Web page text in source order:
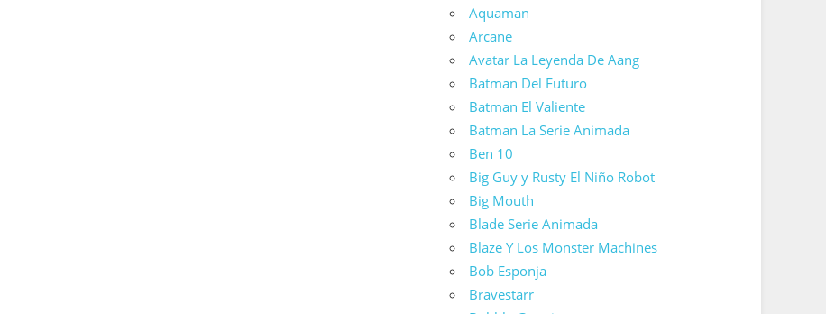
Aquaman
Arcane
Avatar La Leyenda De Aang
Batman Del Futuro
Batman El Valiente
Batman La Serie Animada
Ben 10
Big Guy y Rusty El Niño Robot
Big Mouth
Blade Serie Animada
Blaze Y Los Monster Machines
Bob Esponja
Bravestarr